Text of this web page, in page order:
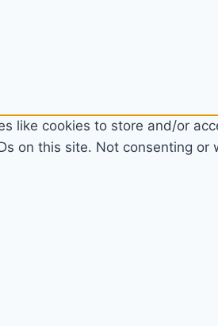
like cookies to store and/or
on this site. Not consenting